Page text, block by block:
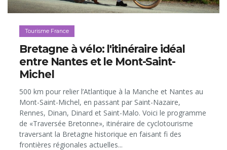
Tourisme France
Bretagne à vélo: l'itinéraire idéal
entre Nantes et le Mont-Saint-
Michel
500 km pour relier l’Atlantique à la Manche et Nantes au
Mont-Saint-Michel, en passant par Saint-Nazaire,
Rennes, Dinan, Dinard et Saint-Malo. Voici le programme
de «Traversée Bretonne», itinéraire de cyclotourisme
traversant la Bretagne historique en faisant fi des
frontières régionales actuelles...